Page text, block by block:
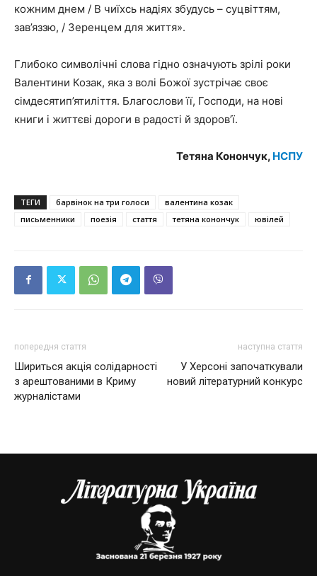
кожним днем / В чиїхсь надіях збудусь – суцвіттям,
зав’яззю, / Зеренцем для життя».
Глибоко символічні слова гідно означують зрілі роки
Валентини Козак, яка з волі Божої зустрічає своє
сімдесятип’ятиліття. Благослови її, Господи, на нові
книги і життєві дороги в радості й здоров’ї.
Тетяна Конончук, НСПУ
ТЕГИ барвінок на три голоси
валентина козак
письменники
поезія стаття тетяна конончук ювілей
попередня стаття
Шириться акція солідарності
з арештованими в Криму
журналістами
наступна стаття
У Херсоні започаткували
новий літературний конкурс